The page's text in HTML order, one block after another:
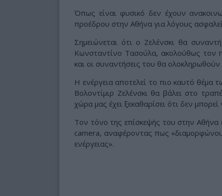
Όπως είναι φυσικό δεν έχουν
προέδρου στην Αθήνα για λόγους
Σημειώνεται ότι ο Ζελένσκι θα
Κωνσταντίνο Τασούλα, ακολούθως τον
και οι συναντήσεις του θα
Η ενέργεια αποτελεί το πιο καυτό θέμα
Βολοντίμιρ Ζελένσκι θα βάλει στο
χώρα μας έχει ξεκαθαρίσει ότι δεν
Τον τόνο της επίσκεψής του στην Αθήνα
camera, αναφέροντας πως
ενέργειας».